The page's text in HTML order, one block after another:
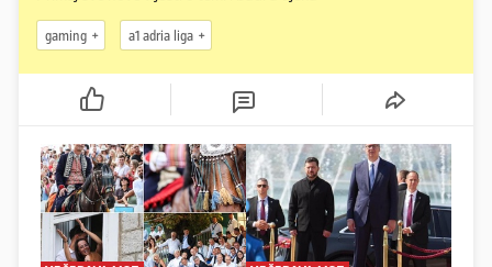
gaming a1 adria liga